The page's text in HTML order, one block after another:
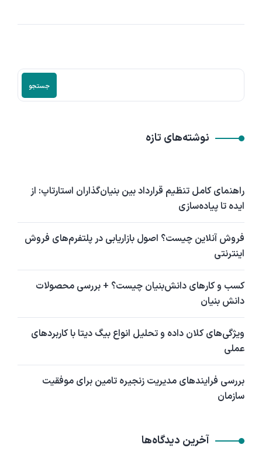
جستجو
نوشته‌های تازه
راهنمای کامل تنظیم قرارداد بین بنیان‌گذاران استارتاپ: از
ایده تا پیاده‌سازی
فروش آنلاین چیست؟ اصول بازاریابی در پلتفرم‌های فروش
اینترنتی
کسب و کارهای دانش‌بنیان چیست؟ + بررسی محصولات
دانش بنیان
ویژگی‌های کلان داده و تحلیل انواع بیگ دیتا با کاربردهای
عملی
بررسی فرایندهای مدیریت زنجیره تامین برای موفقیت
سازمان
آخرین دیدگاه‌ها